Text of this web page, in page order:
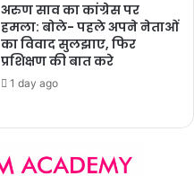
अरुण साव का कांग्रेस पर
हमला: बोले- पहले अपने नेताओं
का विवाद सुलझाए, फिर
प्रशिक्षण की बात करे
1 day ago